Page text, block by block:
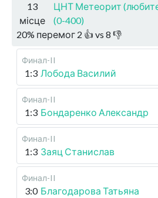
13
місце
ЦНТ Метеорит
(0-400)
20% перемог 2 👍 vs 8 👎
Финал-II
1:3 Лобода Василий
Финал-II
1:3 Бондаренко Александр
Финал-II
1:3 Заяц Станислав
Финал-II
3:0 Благодарова Татьяна